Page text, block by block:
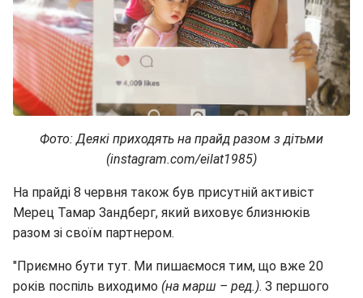
Фото: Деякі приходять на прайд разом з дітьми
(instagram.com/eilat1985)
На прайді 8 червня також був присутній активіст
Мерец Тамар Зандберг, який виховує близнюків
разом зі своїм партнером.
"Приємно бути тут. Ми пишаємося тим, що вже 20
років поспіль виходимо (на марш – ред.). З першого